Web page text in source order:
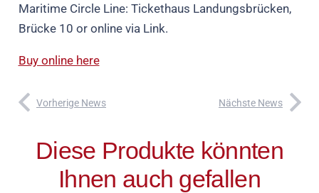
Maritime Circle Line: Tickethaus Landungsbrücken,
Brücke 10 or online via Link.
Buy online here
Vorherige News Nächste News
Diese Produkte könnten
Ihnen auch gefallen